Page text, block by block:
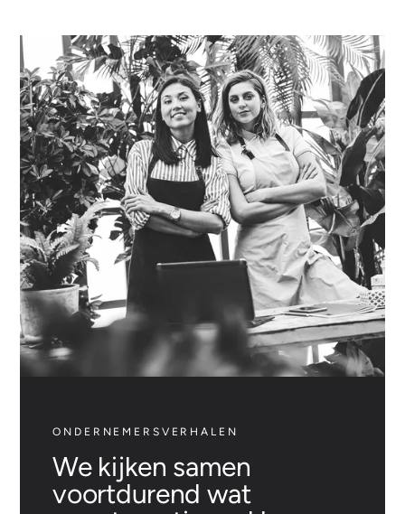
ONDERNEMERSVERHALEN
We kijken samen
voortdurend wat